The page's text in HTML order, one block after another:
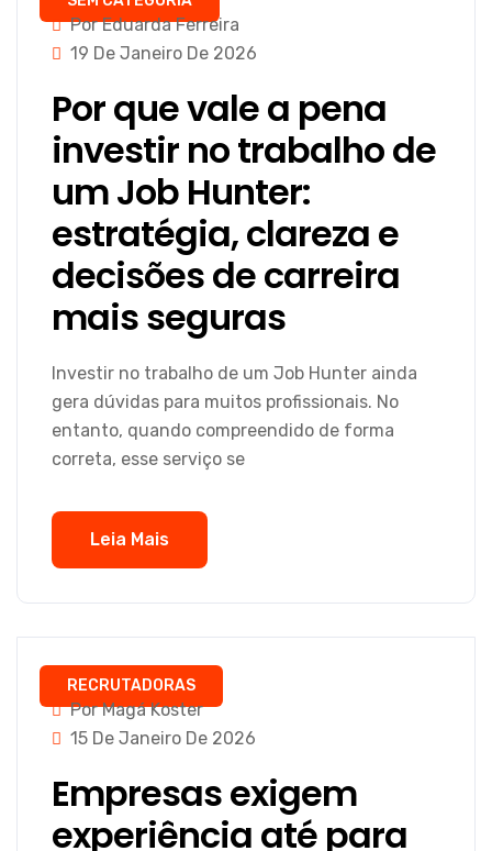
Por Eduarda Ferreira
19 De Janeiro De 2026
Por que vale a pena
investir no trabalho de
um Job Hunter:
estratégia, clareza e
decisões de carreira
mais seguras
Investir no trabalho de um Job Hunter ainda
gera dúvidas para muitos profissionais. No
entanto, quando compreendido de forma
correta, esse serviço se
Leia Mais
RECRUTADORAS
Por Magá Koster
15 De Janeiro De 2026
Empresas exigem
experiência até para